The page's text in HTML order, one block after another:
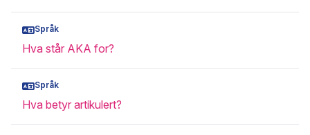
Språk
Hva står AKA for?
Språk
Hva betyr artikulert?